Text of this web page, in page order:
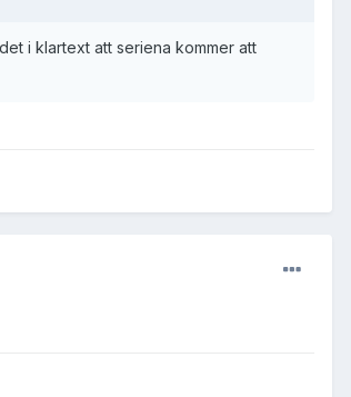
i klartext att seriena kommer att